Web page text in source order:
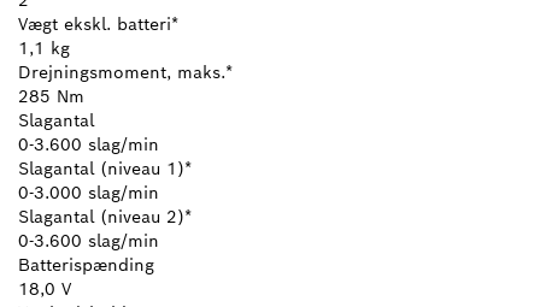
Vægt ekskl. batteri*
1,1 kg
Drejningsmoment, maks.*
285 Nm
Slagantal
0-3.600 slag/min
Slagantal (niveau 1)*
0-3.000 slag/min
Slagantal (niveau 2)*
0-3.600 slag/min
Batterispænding
18,0 V